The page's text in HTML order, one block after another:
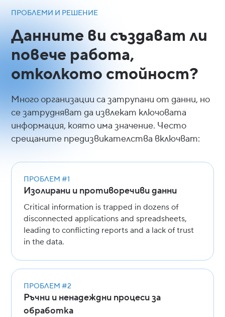
ПРОБЛЕМИ И РЕШЕНИЕ
Данните ви създават ли
повече работа,
отколкото стойност?
Много организации са затрупани от данни, но
се затрудняват да извлекат ключовата
информация, която има значение. Често
срещаните предизвикателства включват:
ПРОБЛЕМ #1
Изолирани и противоречиви данни
Critical information is trapped in dozens of
disconnected applications and spreadsheets,
leading to conflicting reports and a lack of trust
in the data.
ПРОБЛЕМ #2
Ръчни и ненадеждни процеси за
обработка